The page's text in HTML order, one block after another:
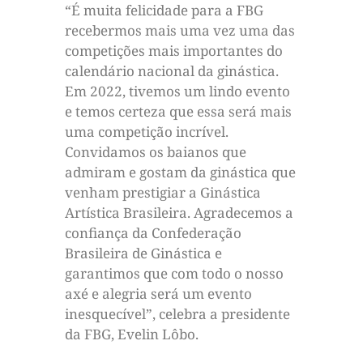
“É muita felicidade para a FBG
recebermos mais uma vez uma das
competições mais importantes do
calendário nacional da ginástica.
Em 2022, tivemos um lindo evento
e temos certeza que essa será mais
uma competição incrível.
Convidamos os baianos que
admiram e gostam da ginástica que
venham prestigiar a Ginástica
Artística Brasileira. Agradecemos a
confiança da Confederação
Brasileira de Ginástica e
garantimos que com todo o nosso
axé e alegria será um evento
inesquecível”, celebra a presidente
da FBG, Evelin Lôbo.